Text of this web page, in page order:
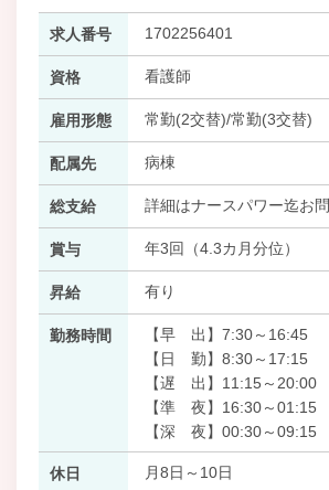
求人番号 1702256401
資格 看護師
雇用形態 常勤(2交替)/常勤(3交替)
配属先 病棟
総支給 詳細はナースパワー迄お
賞与 年3回（4.3カ月分位）
昇給 有り
勤務時間
【早 出】7:30～16:45
【日 勤】8:30～17:15
【遅 出】11:15～20:00
【準 夜】16:30～01:15
【深 夜】00:30～09:15
休日 月8日～10日